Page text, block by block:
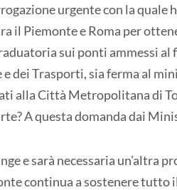
urgente con la quale
il Piemonte e Roma per
sui ponti ammessi
Trasporti, sia ferma al
alla Città Metropolitana di
A questa domanda dai
e sarà necessaria un'altra
continua a sostenere tutto